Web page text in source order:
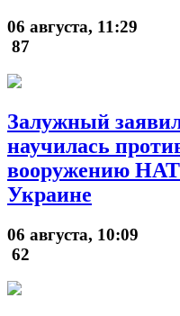
06 августа, 11:29
87
Залужный
научилась
вооружению
Украине
06 августа, 10:09
62